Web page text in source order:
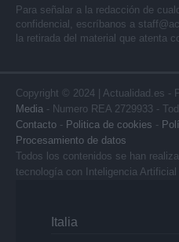
Para señalar a la redacción de
confidencial, escríbanos a
la retirada del material que atenta
Copyright © 2024 | Actualidad.es -
Media - Numero REA 2729933 -
Contacto - Politica de cookies -
Procesamiento de datos
Todos los contenidos se han
tecnología con Inteligencia
Italia